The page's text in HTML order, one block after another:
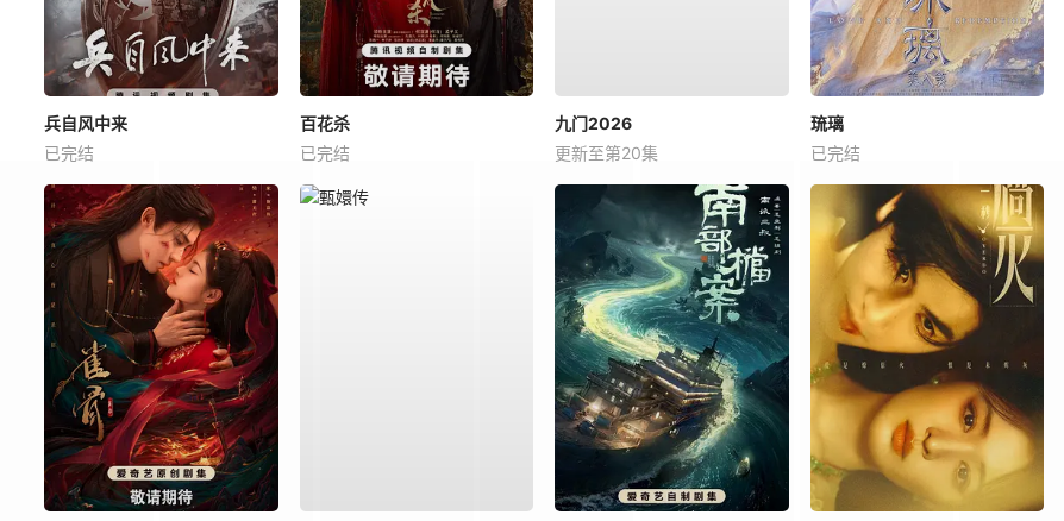
兵自风中来
已完结
百花杀
已完结
九门2026
更新至第20集
琉璃
已完结